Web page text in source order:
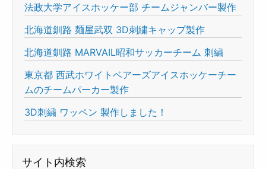
法政大学アイスホッケー部 チームジャンバー製作
北海道釧路 麺屋武双 3D刺繍キャップ製作
北海道釧路 MARVAIL昭和サッカーチーム 刺繍
東京都 西武ホワイトベアーズアイスホッケーチー
ムのチームパーカー製作
3D刺繍 ワッペン 製作しました！
サイト内検索